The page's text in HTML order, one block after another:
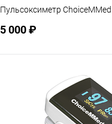
Пульсоксиметр
5 000 ₽
В избранное